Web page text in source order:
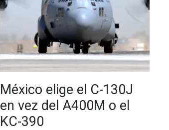
México elige el C-130J
en vez del A400M o el
KC-390